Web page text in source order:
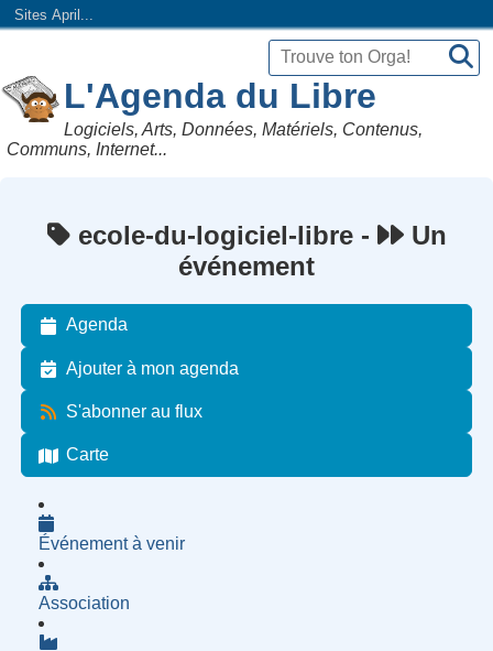
Sites April...
L'Agenda du Libre
Logiciels, Arts, Données, Matériels, Contenus,
Communs, Internet...
ecole-du-logiciel-libre -
Un
événement
Agenda
Ajouter à mon agenda
S'abonner au flux
Carte
Événement à venir
Association